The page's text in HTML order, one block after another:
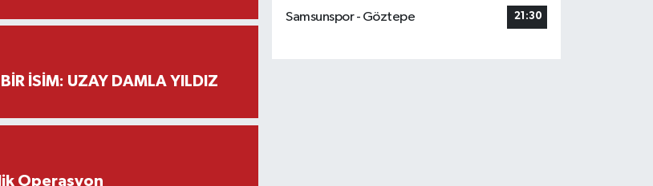
İSİM: UZAY DAMLA YILDIZ
Operasyon
Samsunspor - Göztepe
21:30